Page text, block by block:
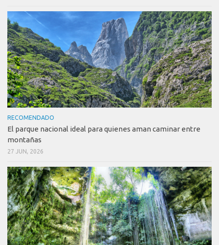
RECOMENDADO
El parque nacional ideal para quienes aman caminar entre
montañas
27 JUN, 2026